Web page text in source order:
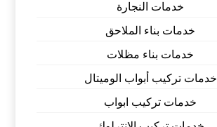
خدمات النجارة
خدمات بناء الملاحق
خدمات بناء مظلات
خدمات تركيب أبواب الوميتال
خدمات تركيب ابواب